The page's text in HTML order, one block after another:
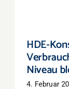
HDE-
Niveau
4. Februar